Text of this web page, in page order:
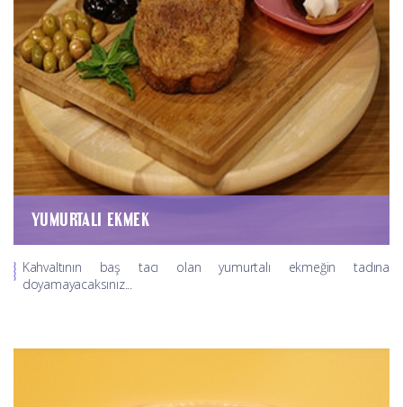
YUMURTALI EKMEK
Kahvaltının baş tacı olan yumurtalı ekmeğin tadına
doyamayacaksınız...